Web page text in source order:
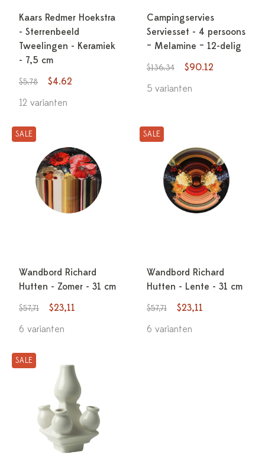
Kaars Redmer Hoekstra
- Sterrenbeeld
Tweelingen - Keramiek
- 7,5 cm
$5.78
$4.62
12 varianten
Campingservies
Serviesset - 4 persoons
– Melamine – 12-delig
$136.34
$90.12
5 varianten
SALE
Wandbord Richard
Hutten - Zomer - 31 cm
$57,71
$23,11
6 varianten
SALE
Wandbord Richard
Hutten - Lente - 31 cm
$57,71
$23,11
6 varianten
SALE